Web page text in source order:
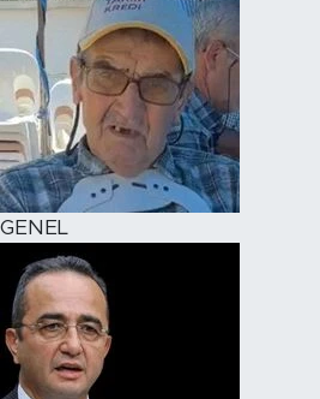
GENEL